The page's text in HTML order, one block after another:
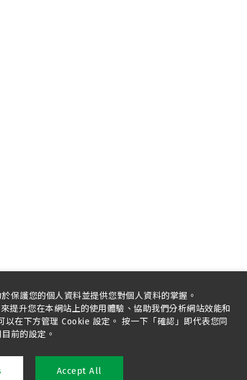
保護您的個人資料並提供您對個人資料的掌握。
提升您在本網站上的使用體驗、協助我們分析網站效能和
在下方管理 Cookie 設定。 按一下「確認」即代表您同
前的設定。
Accept All